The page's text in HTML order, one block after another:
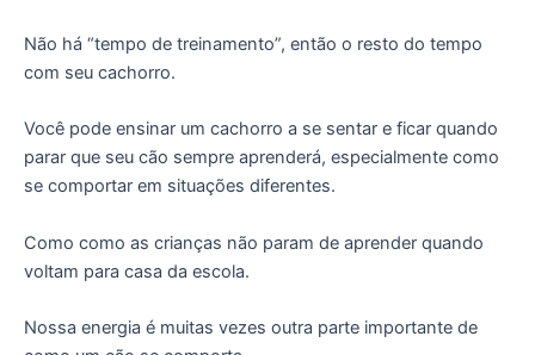
Não há “tempo de treinamento”, então o resto do tempo
com seu cachorro.
Você pode ensinar um cachorro a se sentar e ficar quando
parar que seu cão sempre aprenderá, especialmente como
se comportar em situações diferentes.
Como como as crianças não param de aprender quando
voltam para casa da escola.
Nossa energia é muitas vezes outra parte importante de